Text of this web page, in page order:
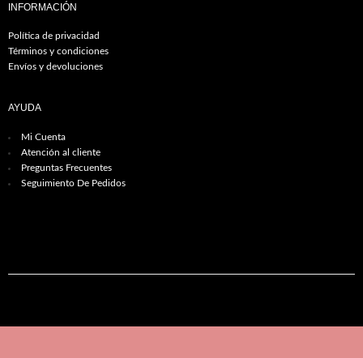
INFORMACIÓN
Política de privacidad
Términos y condiciones
Envíos y devoluciones
AYUDA
Mi Cuenta
Atención al cliente
Preguntas Frecuentes
Seguimiento De Pedidos